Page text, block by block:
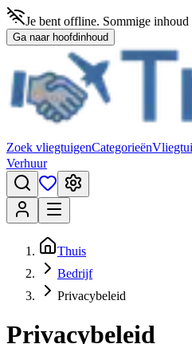
Je bent offline. Sommige
Ga naar hoofdinhoud
Zoek vliegtuigenCategorieën
Verhuur
Thuis
Bedrijf
Privacybeleid
Privacybeleid